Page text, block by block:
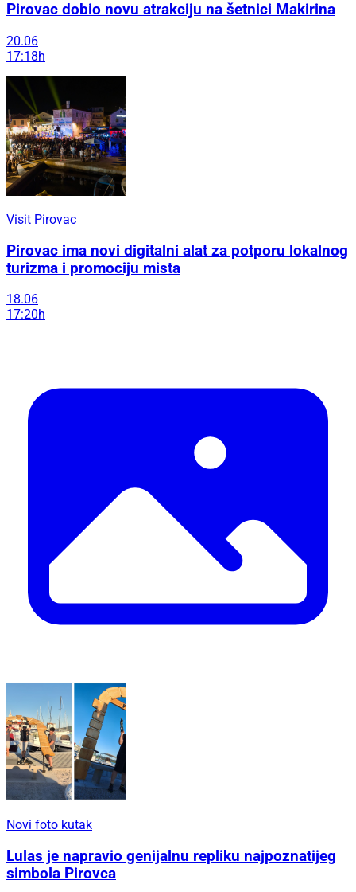
Pirovac dobio novu atrakciju na šetnici Makirina
20.06
17:18h
Visit Pirovac
Pirovac ima novi digitalni alat za potporu lokalnog
turizma i promociju mista
18.06
17:20h
Novi foto kutak
Lulas je napravio genijalnu repliku najpoznatijeg
simbola Pirovca